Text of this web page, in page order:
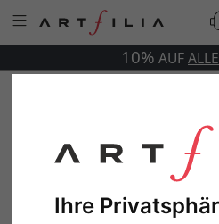
Ihre
10% AUFALLE